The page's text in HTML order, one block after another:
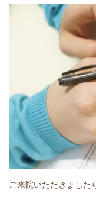
ご来院いただきました